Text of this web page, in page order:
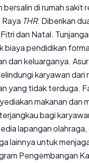
bersalin di rumah sakit
Raya THR: Diberikan
dan Natal.
biaya pendidikan
dan keluarganya.
karyawan dari
yang tidak terduga.
makanan dan
bagi
lapangan olahraga,
lainnya untuk
Pengembangan